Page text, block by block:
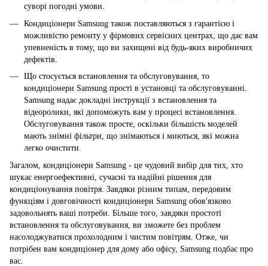
суворі погодні умови.
Кондиціонери Samsung також поставляються з гарантією і
можливістю ремонту у фірмових сервісних центрах, що дає вам
упевненість в тому, що ви захищені від будь-яких виробничих
дефектів.
Що стосується встановлення та обслуговування, то
кондиціонери Samsung прості в установці та обслуговуванні.
Samsung надає докладні інструкції з встановлення та
відеоролики, які допоможуть вам у процесі встановлення.
Обслуговування також просте, оскільки більшість моделей
мають знімні фільтри, що знімаються і миються, які можна
легко очистити.
Загалом, кондиціонери Samsung - це чудовий вибір для тих, хто
шукає енергоефективні, сучасні та надійні рішення для
кондиціонування повітря. Завдяки різним типам, передовим
функціям і довговічності кондиціонери Samsung обов'язково
задовольнять ваші потреби. Більше того, завдяки простоті
встановлення та обслуговування, ви зможете без проблем
насолоджуватися прохолодним і чистим повітрям. Отже, чи
потрібен вам кондиціонер для дому або офісу, Samsung подбає про
вас.